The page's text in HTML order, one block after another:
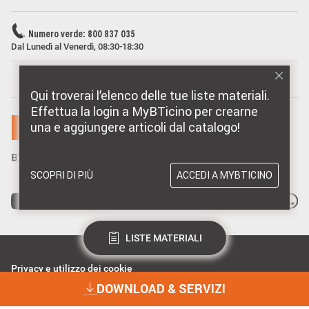
DOWNLOAD & SERVIZI
Qui troverai l’elenco delle tue liste materiali.
Effettua la login a MyBTicino per crearne
una e aggiungere articoli dal catalogo!
SCOPRI DI PIÙ ACCEDI A MYBTICINO
LISTE MATERIALI
Numero verde: 800 837 035
Dal Lunedì al Venerdì, 08:30-18:30
Privacy e utilizzo dei cookie
Data Privacy e Cybersecurity